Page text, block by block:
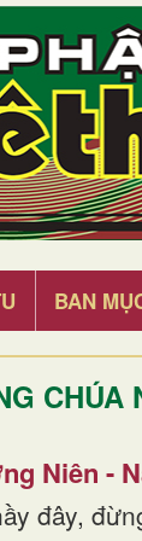
BAN
CHÚA
Niên -
đây,